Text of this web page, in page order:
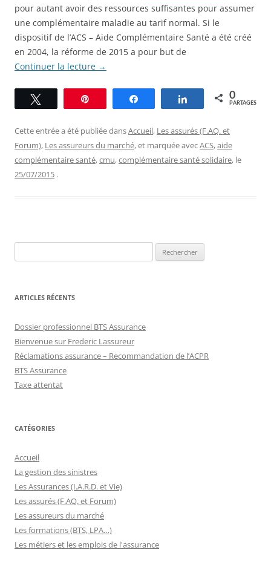
pour autant avoir des ressources suffisantes pour assumer
une complémentaire maladie au tarif normal. Si le
dispositif de l’ACS – Aide Complémentaire Santé a été créé
en 2004, la réforme de 2015 a pour but de
Continuer la lecture →
Partagez 0
PARTAGES
Cette entrée a été publiée dansAccueil, Les assurés (F.AQ. et
Forum), Les assureurs du marché, et marquée avecACS,aide
complémentaire santé,cmu,complémentaire santé solidaire, le
25/07/2015 .
ARTICLES RÉCENTS
Dossier professionnel BTS Assurance
Bienvenue sur Frederic Lassureur
Réclamations assurance – Recommandation de l’ACPR
BTS Assurance
Taxe attentat
CATÉGORIES
Accueil
La gestion des sinistres
Les Assurances (I.A.R.D. et Vie)
Les assurés (F.AQ. et Forum)
Les assureurs du marché
Les formations (BTS, LPA…)
Les métiers et les emplois de l'assurance